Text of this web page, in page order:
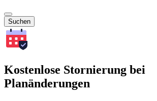
Suchen
Kostenlose Stornierung bei
Planänderungen